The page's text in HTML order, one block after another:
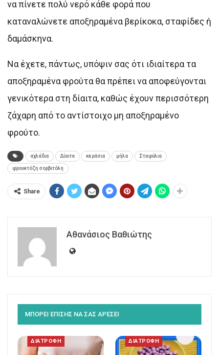
να πίνετε πολύ νερό κάθε φορά που
καταναλώνετε αποξηραμένα βερίκοκα, σταφίδες ή
δαμάσκηνα.
Να έχετε, πάντως, υπόψιν σας ότι ιδιαίτερα τα
αποξηραμένα φρούτα θα πρέπει να αποφεύγονται
γενικότερα στη δίαιτα, καθώς έχουν περισσότερη
ζάχαρη από το αντίστοιχο μη αποξηραμένο
φρούτο.
αχλάδια Δίαιτα κεράσια μήλα Σταφύλια
φρουκτόζη σορβιτόλη
Share
Αθανάσιος Βαθιώτης
ΜΠΟΡΕΙ ΕΠΙΣΗΣ ΝΑ ΣΑΣ ΑΡΕΣΕΙ
ΔΙΑΤΡΟΦΗ ΔΙΑΤΡΟΦΗ